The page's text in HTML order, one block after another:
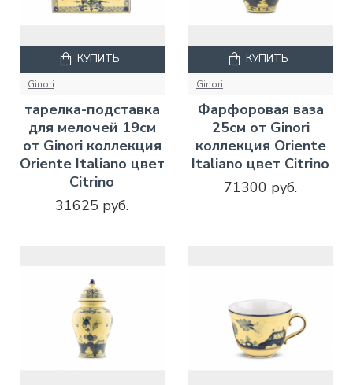
Ginori
тарелка-подставка
для мелочей 19см
от Ginori коллекция
Oriente Italiano цвет
Citrino
31625 руб.
КУПИТЬ
Ginori
Фарфоровая ваза
25см от Ginori
коллекция Oriente
Italiano цвет Citrino
71300 руб.
КУПИТЬ